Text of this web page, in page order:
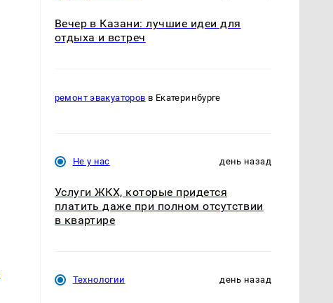
Вечер в Казани: лучшие идеи для
отдыха и встреч
ремонт эвакуаторов в Екатеринбурге
Не у нас день назад
Услуги ЖКХ, которые придется
платить даже при полном отсутствии
в квартире
Технологии день назад